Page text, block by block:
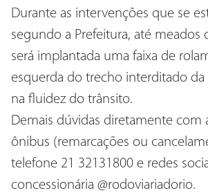
Durante as intervenções que se
segundo a Prefeitura, até meados
será implantada uma faixa de
esquerda do trecho interditado da
na fluidez do trânsito.
Demais dúvidas diretamente com
ônibus (remarcações ou
telefone 21 32131800 e redes
concessionária @rodoviariadorio.